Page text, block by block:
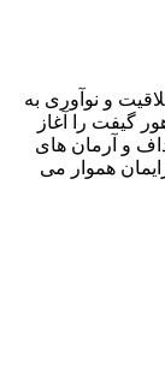
و نوآوری به
سال ۱۳۹۴ داستان ماهور گیفت را آغاز
و آرمان های
هموار می